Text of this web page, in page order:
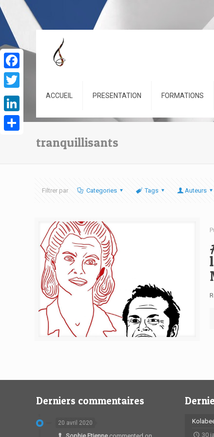
ACCUEIL PRESENTATION FORMATIONS
tranquillisants
Filtrer par Categories Tags Auteurs
Derniers commentaires
20 avril 2020
30
Facebook
Twitter
LinkedIn